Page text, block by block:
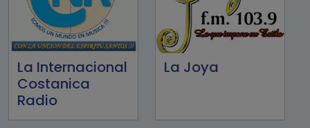
La Internacional
Costanica
Radio
La Joya